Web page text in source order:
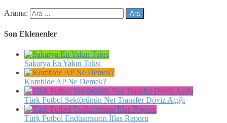
Arama:
Son Eklenenler
Sakarya En Yakın Taksi
Kombide AP Ne Demek?
Türk Futbol Sektörünün Net Transfer Döviz Açığı
Türk Futbol Endüstrisinin İflas Raporu